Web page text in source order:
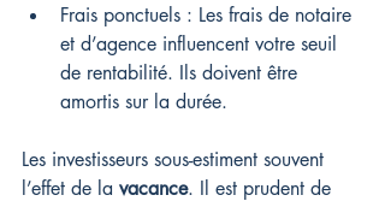
Frais ponctuels : Les frais de notaire
et d’agence influencent votre seuil
de rentabilité. Ils doivent être
amortis sur la durée.
Les investisseurs sous-estiment souvent
l’effet de la vacance. Il est prudent de